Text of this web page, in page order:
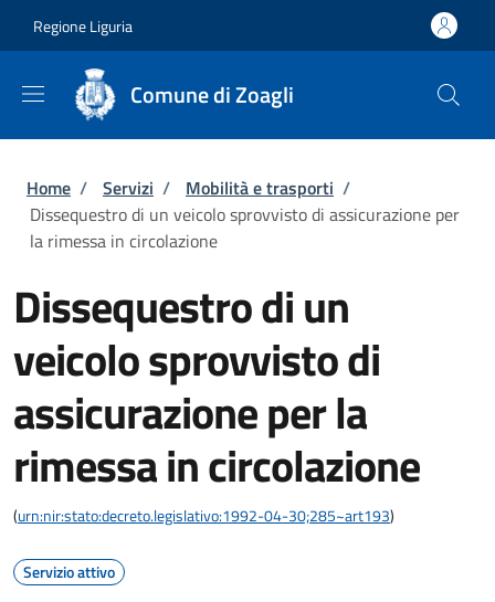
Regione Liguria
Comune di Zoagli
Briciole di pane
Home / Servizi / Mobilità e trasporti /
Dissequestro di un veicolo sprovvisto di assicurazione per
la rimessa in circolazione
Dissequestro di un
veicolo sprovvisto di
assicurazione per la
rimessa in circolazione
(urn:nir:stato:decreto.legislativo:1992-04-30;285~art193)
Servizio attivo